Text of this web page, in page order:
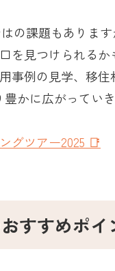
の課題もありま
を見つけられるか
事例の見学、移
かに広がっていき
グツアー2025 📑
すすめポイ